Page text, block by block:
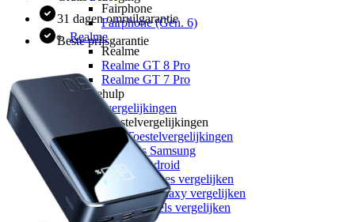
Fairphone
Fairphone (Gen. 6)
Realme
Realme
Realme GT 8 Pro
Realme GT 7 Pro
Keuzehulp
Toestelvergelijkingen
Toestelvergelijkingen
Alle Toestelvergelijkingen
Apple vs Samsung
iOS vs Android
Apple iPhones vergelijken
Samsung Galaxy vergelijken
Google Pixels vergelijken
31 dagen omruilgarantie
Beste prijsgarantie